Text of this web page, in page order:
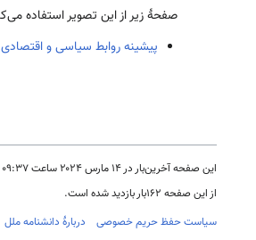
صفحهٔ زیر از این تصویر استفاده
پیشینه روابط سیاسی و اقتصادی
این صفحه آخرین‌بار در ‏۱۴ مارس ۲۰۲۴ ساعت ‏۰۹:۳۷ ویرایش شده است.
از این صفحه ۱۶۲بار بازدید شده است.
سیاست حفظ حریم خصوصی
دربارهٔ دانشنامه ملل